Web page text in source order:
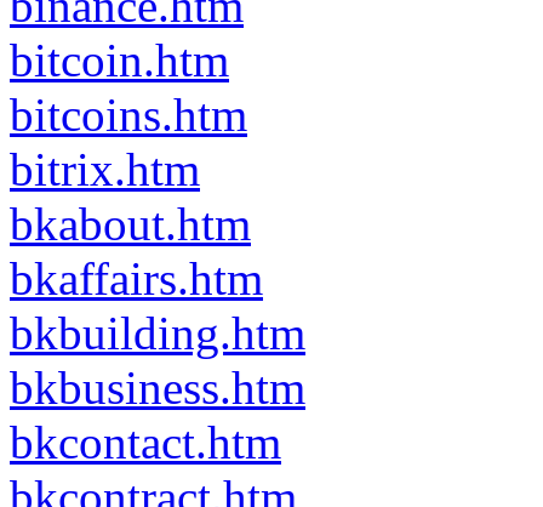
bitcoin.htm
bitcoins.htm
bitrix.htm
bkabout.htm
bkaffairs.htm
bkbuilding.htm
bkbusiness.htm
bkcontact.htm
bkcontract.htm